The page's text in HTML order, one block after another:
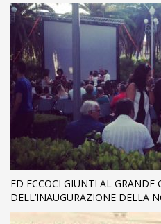
ED ECCOCI GIUNTI AL GRANDE
DELL’INAUGURAZIONE DELLA